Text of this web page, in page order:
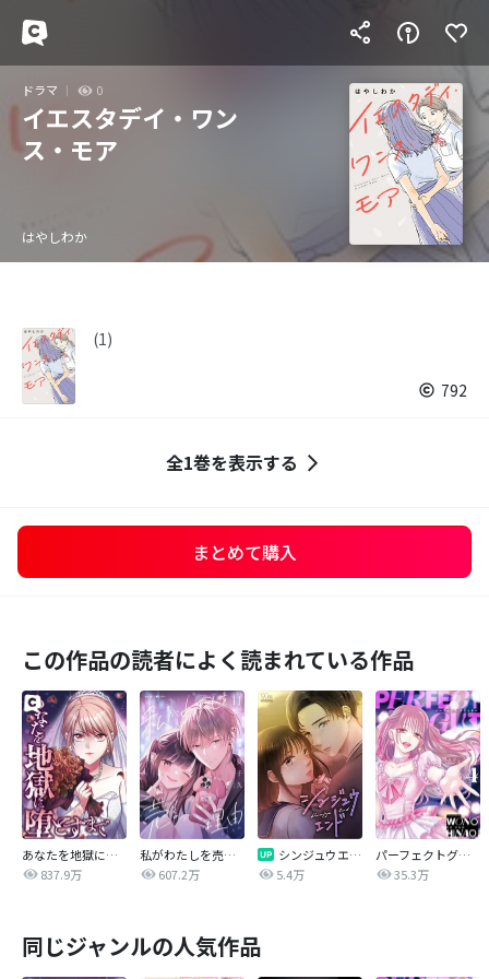
ドラマ 0
イエスタデイ・ワン
ス・モア
はやしわか
(1)
792
全1巻を表示する
まとめて購入
この作品の読者によく読まれている作品
あなたを地獄に堕とすまで
837.9万
私がわたしを売る理由
607.2万
シンジュウエンド【タテヨミ】
5.4万
パーフェクトグリッター
35.3万
同じジャンルの人気作品